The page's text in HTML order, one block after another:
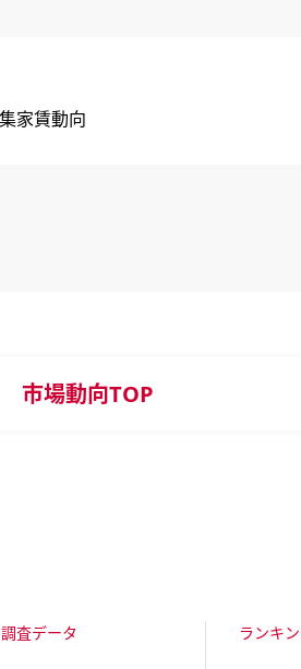
家賃動向
市場動向TOP
調査データ ランキ